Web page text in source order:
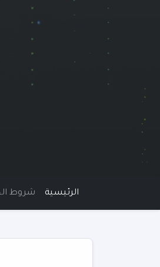
الرئيسية شروط